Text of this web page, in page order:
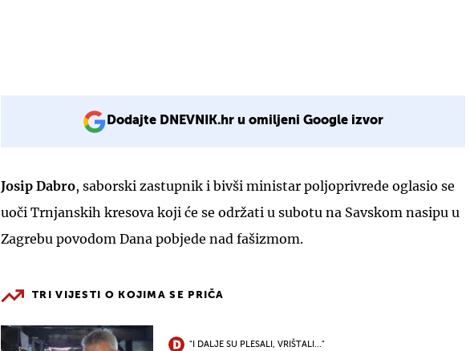
Dodajte DNEVNIK.hr u omiljeni Google izvor
Josip Dabro, saborski zastupnik i bivši ministar poljoprivrede oglasio se
uoči Trnjanskih kresova koji će se održati u subotu na Savskom nasipu u
Zagrebu povodom Dana pobjede nad fašizmom.
TRI VIJESTI O KOJIMA SE PRIČA
"I DALJE SU PLESALI, VRIŠTALI..."